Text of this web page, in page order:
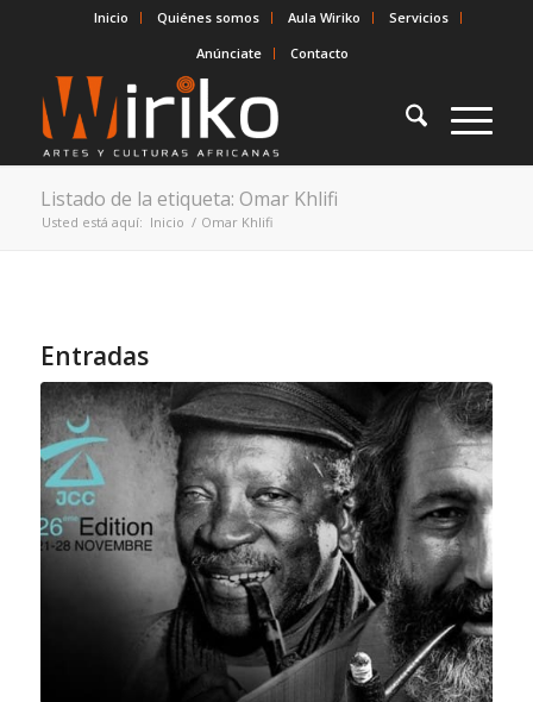
Inicio Quiénes somos Aula Wiriko
Servicios
Anúnciate
Contacto
Listado de la etiqueta: Omar Khlifi
Usted está aquí: Inicio / Omar Khlifi
Entradas